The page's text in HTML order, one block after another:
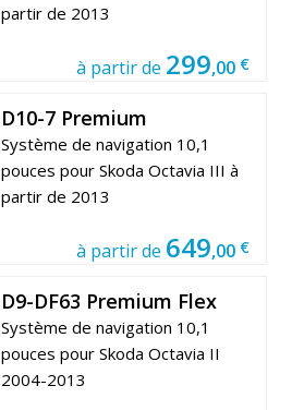
partir de 2013
à partir de 299,00 €
D10-7 Premium
Système de navigation 10,1
pouces pour Skoda Octavia III à
partir de 2013
à partir de 649,00 €
D9-DF63 Premium Flex
Système de navigation 10,1
pouces pour Skoda Octavia II
2004-2013